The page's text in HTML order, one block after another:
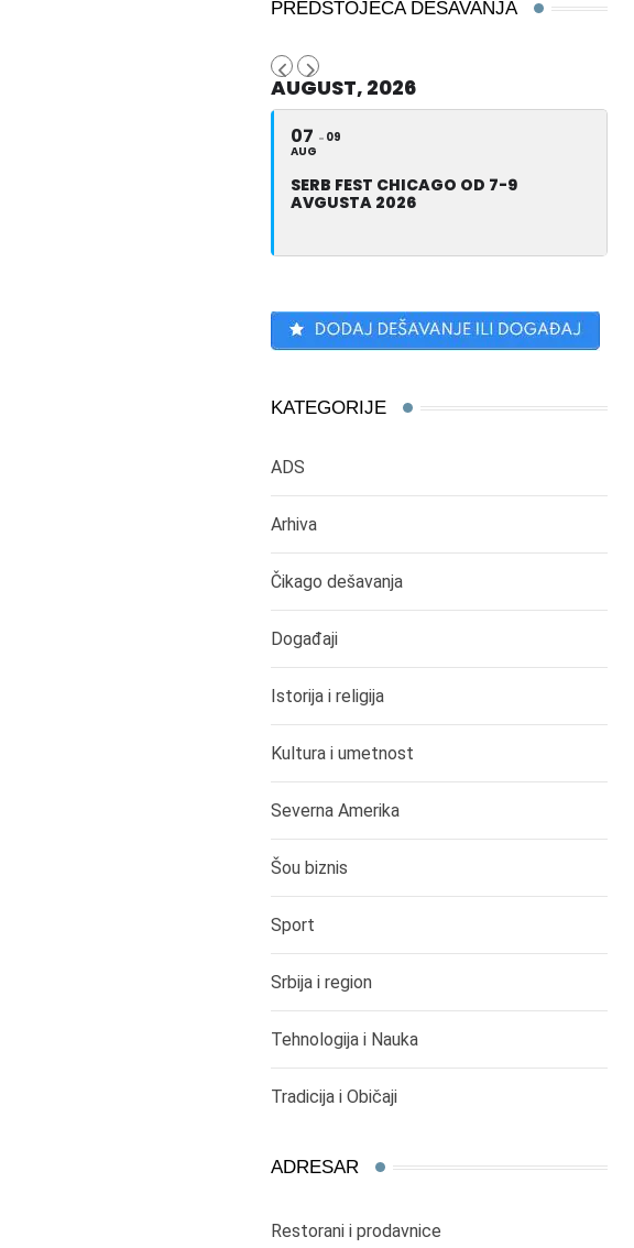
PREDSTOJEĆA DEŠAVANJA
AUGUST, 2026
07
AUG
09
SERB FEST CHICAGO OD 7-9
AVGUSTA 2026
KATEGORIJE
ADS
Arhiva
Čikago dešavanja
Događaji
Istorija i religija
Kultura i umetnost
Severna Amerika
Šou biznis
Sport
Srbija i region
Tehnologija i Nauka
Tradicija i Običaji
ADRESAR
Restorani i prodavnice